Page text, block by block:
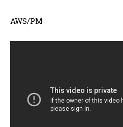
AWS/PM